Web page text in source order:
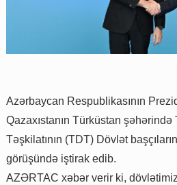
Azərbaycan Respublikasının
Qazaxıstanın Türküstan
Təşkilatının (TDT) Dövlət
görüşündə iştirak edib.
AZƏRTAC xəbər verir ki,